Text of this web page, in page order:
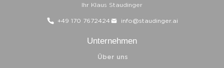
Ihr Klaus Staudinger
+49 170 7672424 info@staudinger.ai
Unternehmen
Über uns